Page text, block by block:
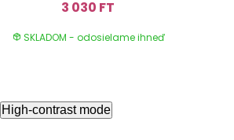
3 030 FT
SKLADOM - odosielame ihneď
High-contrast mode